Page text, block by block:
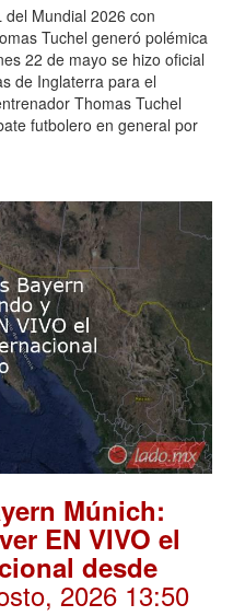
Mundial 2026 con
Tuchel generó polémica
22 de mayo se hizo oficial
de Inglaterra para el
Thomas Tuchel
futbolero en general por
Múnich:
EN VIVO el
desde
2026 13:50